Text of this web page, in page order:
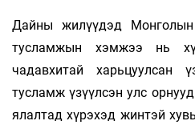
Дайны жилүүдэд
тусламжын хэмжээ нь
чадавхитай харьцуулсан
тусламж үзүүлсэн улс
ялалтад хүрэхэд жинтэй